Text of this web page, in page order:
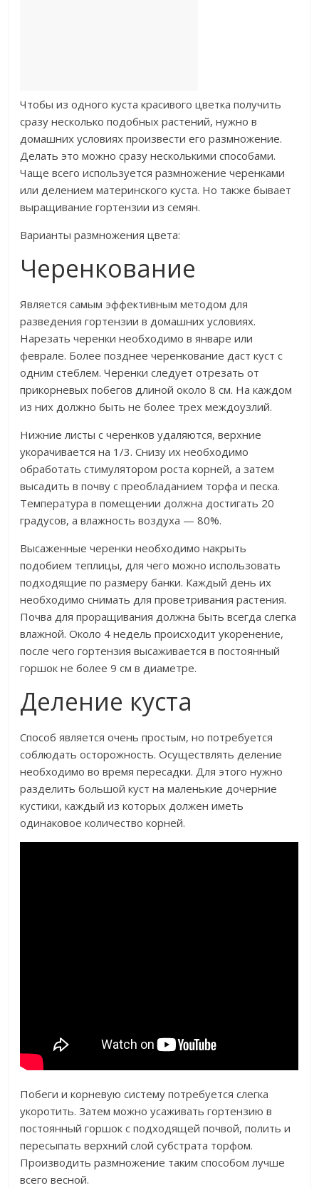
Чтобы из одного куста красивого цветка получить
сразу несколько подобных растений, нужно в
домашних условиях произвести его размножение.
Делать это можно сразу несколькими способами.
Чаще всего используется размножение черенками
или делением материнского куста. Но также бывает
выращивание гортензии из семян.
Варианты размножения цвета:
Черенкование
Является самым эффективным методом для
разведения гортензии в домашних условиях.
Нарезать черенки необходимо в январе или
феврале. Более позднее черенкование даст куст с
одним стеблем. Черенки следует отрезать от
прикорневых побегов длиной около 8 см. На каждом
из них должно быть не более трех междоузлий.
Нижние листы с черенков удаляются, верхние
укорачивается на 1/3. Снизу их необходимо
обработать стимулятором роста корней, а затем
высадить в почву с преобладанием торфа и песка.
Температура в помещении должна достигать 20
градусов, а влажность воздуха — 80%.
Высаженные черенки необходимо накрыть
подобием теплицы, для чего можно использовать
подходящие по размеру банки. Каждый день их
необходимо снимать для проветривания растения.
Почва для проращивания должна быть всегда слегка
влажной. Около 4 недель происходит укоренение,
после чего гортензия высаживается в постоянный
горшок не более 9 см в диаметре.
Деление куста
Способ является очень простым, но потребуется
соблюдать осторожность. Осуществлять деление
необходимо во время пересадки. Для этого нужно
разделить большой куст на маленькие дочерние
кустики, каждый из которых должен иметь
одинаковое количество корней.
Побеги и корневую систему потребуется слегка
укоротить. Затем можно усаживать гортензию в
постоянный горшок с подходящей почвой, полить и
пересыпать верхний слой субстрата торфом.
Производить размножение таким способом лучше
всего весной.